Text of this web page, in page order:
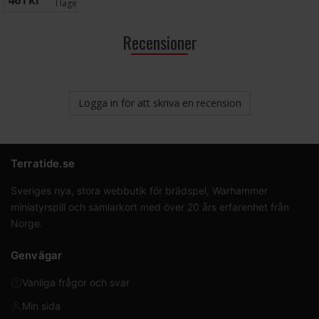
I lager:
Recensioner
Logga in för att skriva en recension
Terratide.se
Sveriges nya, stora webbutik för brädspel, Warhammer
miniatyrspill och samlarkort med över 20 års erfarenhet från
Norge.
Genvägar
Vanliga frågor och svar
Min sida